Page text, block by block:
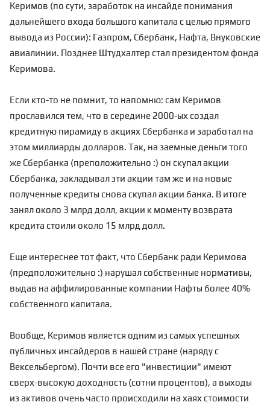
Керимов (по сути, заработок на инсайде понимания
дальнейшего входа большого капитала с целью прямого
вывода из России): Газпром, Сбербанк, Нафта, Внуковские
авиалинии. Позднее Штудхалтер стал президентом фонда
Керимова.
Если кто-то не помнит, то напомню: сам Керимов
прославился тем, что в середине 2000-ых создал
кредитную пирамиду в акциях Сбербанка и заработал на
этом миллиарды долларов. Так, на заемные деньги того
же Сбербанка (преположительно :) он скупал акции
Сбербанка, закладывал эти акции там же и на новые
полученные кредиты снова скупал акции банка. В итоге
занял около 3 млрд долл, акции к моменту возврата
кредита стоили около 15 млрд долл.
Еще интереснее тот факт, что Сбербанк ради Керимова
(предположительно :) нарушал собственные нормативы,
выдав на аффилированные компании Нафты более 40%
собственного капитала.
Вообще, Керимов является одним из самых успешных
публичных инсайдеров в нашей стране (наряду с
Вексельбергом). Почти все его "инвестиции" имеют
сверх-высокую доходность (сотни процентов), а выходы
из активов очень часто происходили на хаях стоимости